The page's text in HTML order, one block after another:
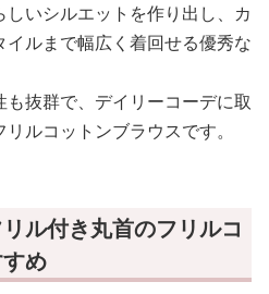
いシルエットを作り出し、カ
ルまで幅広く着回せる優秀な
抜群で、デイリーコーデに取
ルコットンブラウスです。
ル付き丸首のフリルコ
め